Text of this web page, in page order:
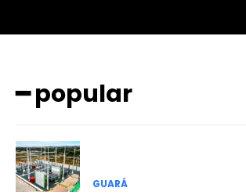
━ pricing plans
Free
━ popular
GUARÁ